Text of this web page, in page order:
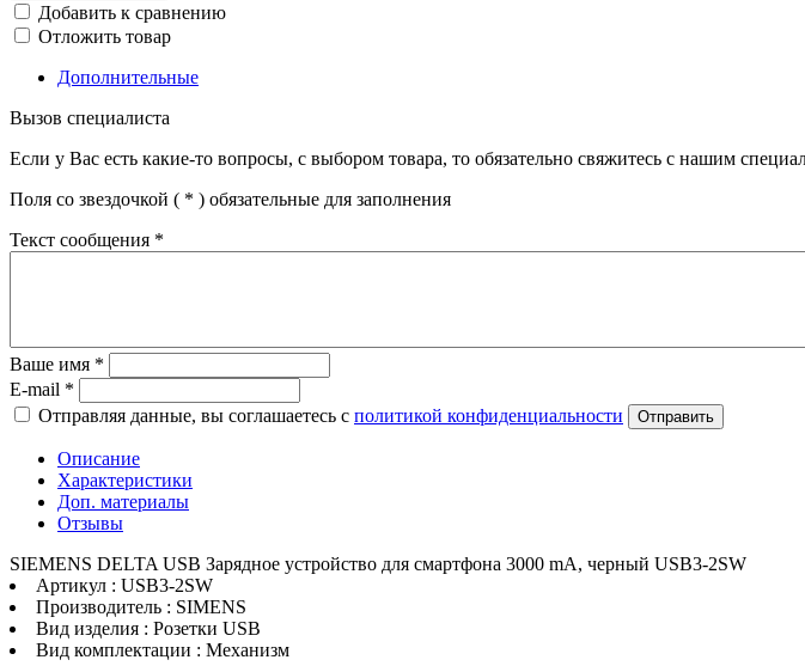
Добавить к сравнению
Отложить товар
Дополнительные
Вызов специалиста
Если у Вас есть какие-то вопросы, с выбором товара, то обязательно свяжитесь с нашим
Поля со звездочкой ( * ) обязательные для заполнения
Текст сообщения *
Ваше имя *
E-mail *
Отправляя данные, вы соглашаетесь с политикой конфиденциальности Отправить
Описание
Характеристики
Доп. материалы
Отзывы
SIEMENS DELTA USB Зарядное устройство для смартфона 3000 mА, черный USB3-2SW
Артикул : USB3-2SW
Производитель : SIMENS
Вид изделия : Розетки USB
Вид комплектации : Механизм